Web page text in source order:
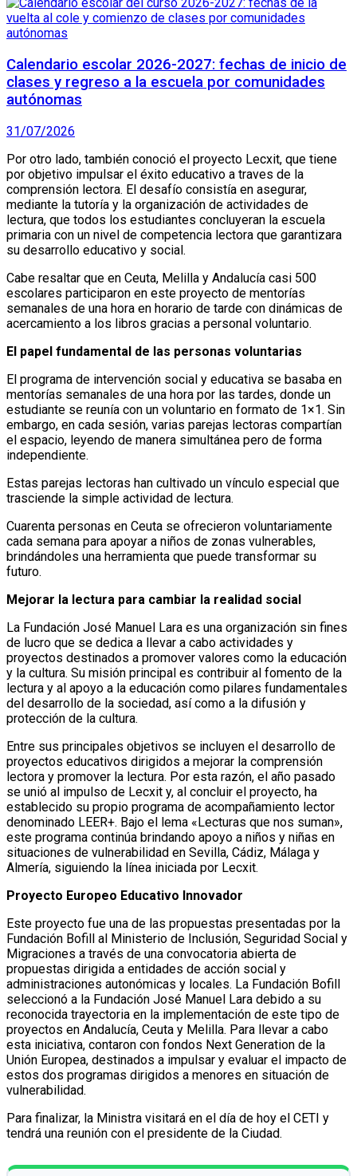
Calendario escolar 2026-2027: fechas de inicio de
clases y regreso a la escuela por comunidades
autónomas
31/07/2026
Por otro lado, también conoció el proyecto Lecxit, que tiene
por objetivo impulsar el éxito educativo a traves de la
comprensión lectora. El desafío consistía en asegurar,
mediante la tutoría y la organización de actividades de
lectura, que todos los estudiantes concluyeran la escuela
primaria con un nivel de competencia lectora que garantizara
su desarrollo educativo y social.
Cabe resaltar que en Ceuta, Melilla y Andalucía casi 500
escolares participaron en este proyecto de mentorías
semanales de una hora en horario de tarde con dinámicas de
acercamiento a los libros gracias a personal voluntario.
El papel fundamental de las personas voluntarias
El programa de intervención social y educativa se basaba en
mentorías semanales de una hora por las tardes, donde un
estudiante se reunía con un voluntario en formato de 1×1. Sin
embargo, en cada sesión, varias parejas lectoras compartían
el espacio, leyendo de manera simultánea pero de forma
independiente.
Estas parejas lectoras han cultivado un vínculo especial que
trasciende la simple actividad de lectura.
Cuarenta personas en Ceuta se ofrecieron voluntariamente
cada semana para apoyar a niños de zonas vulnerables,
brindándoles una herramienta que puede transformar su
futuro.
Mejorar la lectura para cambiar la realidad social
La Fundación José Manuel Lara es una organización sin fines
de lucro que se dedica a llevar a cabo actividades y
proyectos destinados a promover valores como la educación
y la cultura. Su misión principal es contribuir al fomento de la
lectura y al apoyo a la educación como pilares fundamentales
del desarrollo de la sociedad, así como a la difusión y
protección de la cultura.
Entre sus principales objetivos se incluyen el desarrollo de
proyectos educativos dirigidos a mejorar la comprensión
lectora y promover la lectura. Por esta razón, el año pasado
se unió al impulso de Lecxit y, al concluir el proyecto, ha
establecido su propio programa de acompañamiento lector
denominado LEER+. Bajo el lema «Lecturas que nos suman»,
este programa continúa brindando apoyo a niños y niñas en
situaciones de vulnerabilidad en Sevilla, Cádiz, Málaga y
Almería, siguiendo la línea iniciada por Lecxit.
Proyecto Europeo Educativo Innovador
Este proyecto fue una de las propuestas presentadas por la
Fundación Bofill al Ministerio de Inclusión, Seguridad Social y
Migraciones a través de una convocatoria abierta de
propuestas dirigida a entidades de acción social y
administraciones autonómicas y locales. La Fundación Bofill
seleccionó a la Fundación José Manuel Lara debido a su
reconocida trayectoria en la implementación de este tipo de
proyectos en Andalucía, Ceuta y Melilla. Para llevar a cabo
esta iniciativa, contaron con fondos Next Generation de la
Unión Europea, destinados a impulsar y evaluar el impacto de
estos dos programas dirigidos a menores en situación de
vulnerabilidad.
Para finalizar, la Ministra visitará en el día de hoy el CETI y
tendrá una reunión con el presidente de la Ciudad.